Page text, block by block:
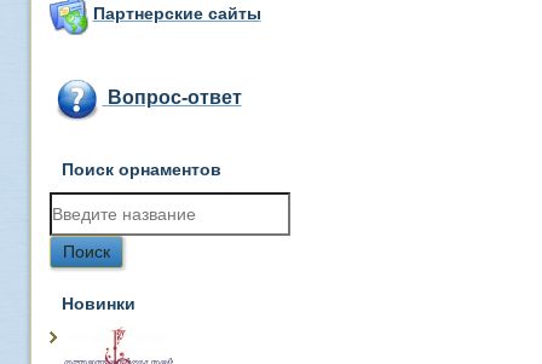
Партнерские сайты
Вопрос-ответ
Поиск орнаментов
Новинки